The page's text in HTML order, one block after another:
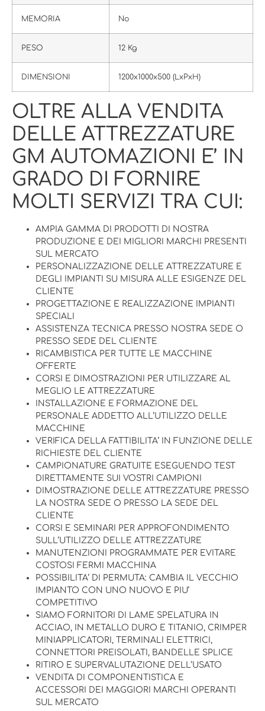
MEMORIA No
PESO 12 Kg
DIMENSIONI 1200x1000x500 (LxPxH)
OLTRE ALLA VENDITA
DELLE ATTREZZATURE
GM AUTOMAZIONI E’ IN
GRADO DI FORNIRE
MOLTI SERVIZI TRA CUI:
AMPIA GAMMA DI PRODOTTI DI NOSTRA
PRODUZIONE E DEI MIGLIORI MARCHI PRESENTI
SUL MERCATO
PERSONALIZZAZIONE DELLE ATTREZZATURE E
DEGLI IMPIANTI SU MISURA ALLE ESIGENZE DEL
CLIENTE
PROGETTAZIONE E REALIZZAZIONE IMPIANTI
SPECIALI
ASSISTENZA TECNICA PRESSO NOSTRA SEDE O
PRESSO SEDE DEL CLIENTE
RICAMBISTICA PER TUTTE LE MACCHINE
OFFERTE
CORSI E DIMOSTRAZIONI PER UTILIZZARE AL
MEGLIO LE ATTREZZATURE
INSTALLAZIONE E FORMAZIONE DEL
PERSONALE ADDETTO ALL’UTILIZZO DELLE
MACCHINE
VERIFICA DELLA FATTIBILITA’ IN FUNZIONE DELLE
RICHIESTE DEL CLIENTE
CAMPIONATURE GRATUITE ESEGUENDO TEST
DIRETTAMENTE SUI VOSTRI CAMPIONI
DIMOSTRAZIONE DELLE ATTREZZATURE PRESSO
LA NOSTRA SEDE O PRESSO LA SEDE DEL
CLIENTE
CORSI E SEMINARI PER APPROFONDIMENTO
SULL’UTILIZZO DELLE ATTREZZATURE
MANUTENZIONI PROGRAMMATE PER EVITARE
COSTOSI FERMI MACCHINA
POSSIBILITA’ DI PERMUTA: CAMBIA IL VECCHIO
IMPIANTO CON UNO NUOVO E PIU’
COMPETITIVO
SIAMO FORNITORI DI LAME SPELATURA IN
ACCIAO, IN METALLO DURO E TITANIO, CRIMPER
MINIAPPLICATORI, TERMINALI ELETTRICI,
CONNETTORI PREISOLATI, BANDELLE SPLICE
RITIRO E SUPERVALUTAZIONE DELL’USATO
VENDITA DI COMPONENTISTICA E
ACCESSORI DEI MAGGIORI MARCHI OPERANTI
SUL MERCATO